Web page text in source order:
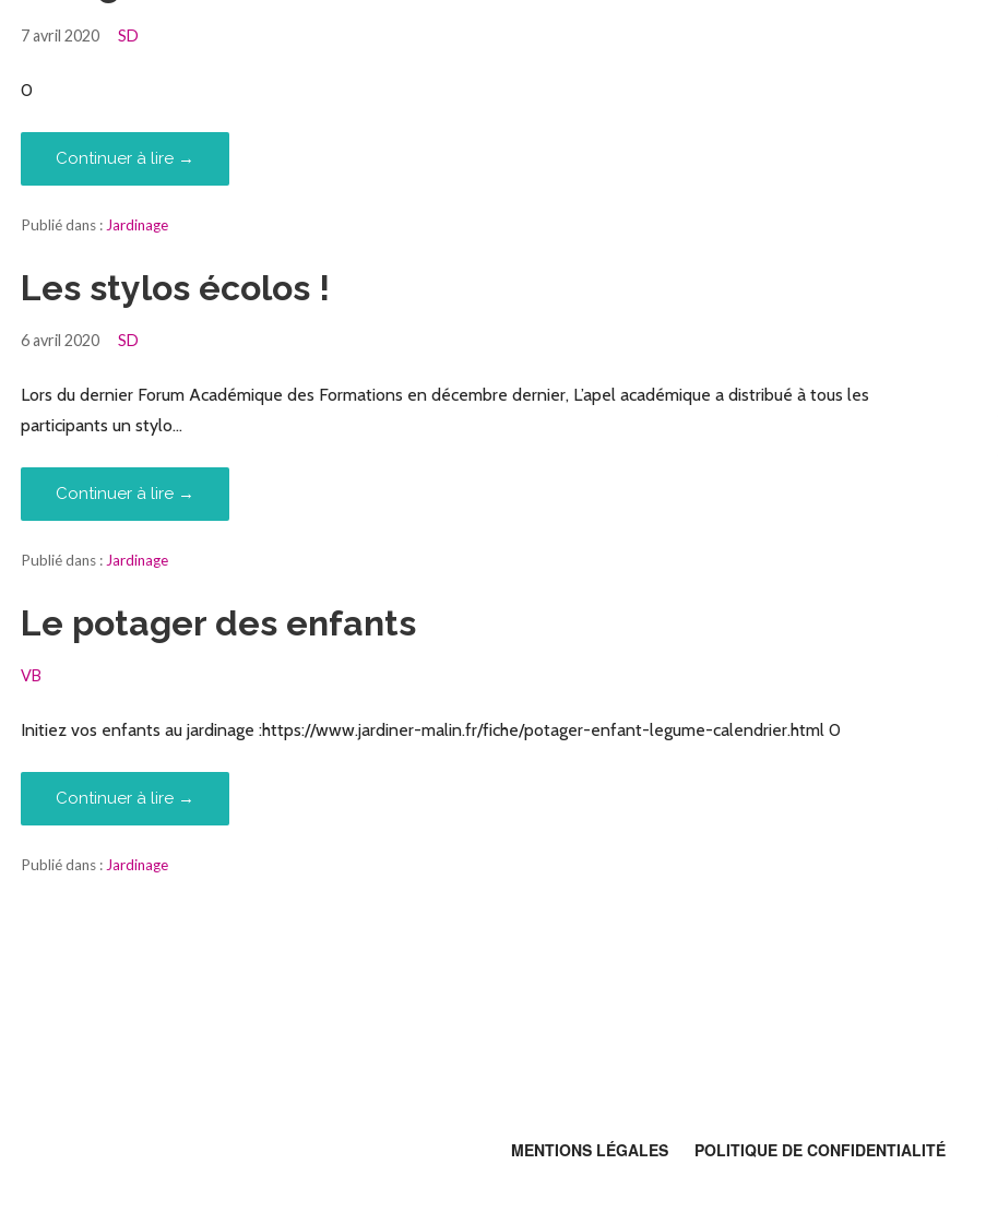
7 avril 2020 SD
0
Continuer à lire →
Publié dans : Jardinage
Les stylos écolos !
6 avril 2020 SD
Lors du dernier Forum Académique des Formations en décembre dernier, L’apel académique a distribué à tous les
participants un stylo…
Continuer à lire →
Publié dans : Jardinage
Le potager des enfants
VB
Initiez vos enfants au jardinage :https://www.jardiner-malin.fr/fiche/potager-enfant-legume-calendrier.html 0
Continuer à lire →
Publié dans : Jardinage
MENTIONS LÉGALES POLITIQUE DE CONFIDENTIALITÉ